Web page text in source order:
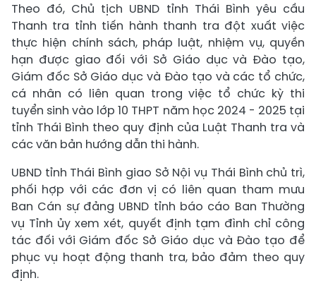
Theo đó, Chủ tịch UBND tỉnh Thái Bình yêu cầu
Thanh tra tỉnh tiến hành thanh tra đột xuất việc
thực hiện chính sách, pháp luật, nhiệm vụ, quyền
hạn được giao đối với Sở Giáo dục và Đào tạo,
Giám đốc Sở Giáo dục và Đào tạo và các tổ chức,
cá nhân có liên quan trong việc tổ chức kỳ thi
tuyển sinh vào lớp 10 THPT năm học 2024 - 2025 tại
tỉnh Thái Bình theo quy định của Luật Thanh tra và
các văn bản hướng dẫn thi hành.
UBND tỉnh Thái Bình giao Sở Nội vụ Thái Bình chủ trì,
phối hợp với các đơn vị có liên quan tham mưu
Ban Cán sự đảng UBND tỉnh báo cáo Ban Thường
vụ Tỉnh ủy xem xét, quyết định tạm đình chỉ công
tác đối với Giám đốc Sở Giáo dục và Đào tạo để
phục vụ hoạt động thanh tra, bảo đảm theo quy
định.